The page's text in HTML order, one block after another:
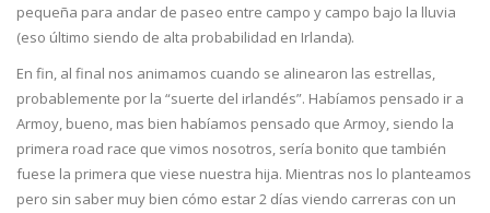
pequeña para andar de paseo entre campo y campo bajo la lluvia
(eso último siendo de alta probabilidad en Irlanda).
En fin, al final nos animamos cuando se alinearon las estrellas,
probablemente por la “suerte del irlandés”. Habíamos pensado ir a
Armoy, bueno, mas bien habíamos pensado que Armoy, siendo la
primera road race que vimos nosotros, sería bonito que también
fuese la primera que viese nuestra hija. Mientras nos lo planteamos
pero sin saber muy bien cómo estar 2 días viendo carreras con un